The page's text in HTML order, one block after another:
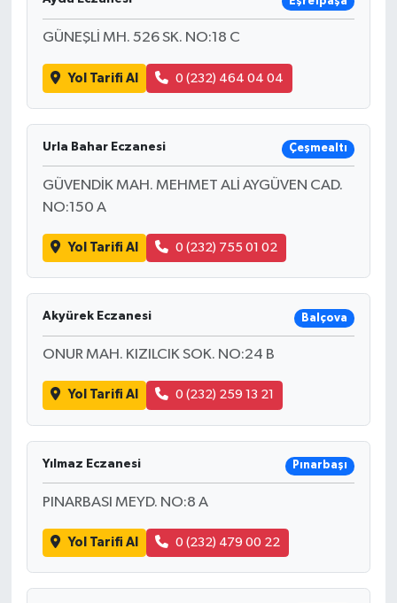
GÜNEŞLİ MH. 526 SK. NO:18 C
Yol Tarifi Al 0 (232) 464 04 04
Urla Bahar Eczanesi Çeşmealtı
GÜVENDİK MAH. MEHMET ALİ AYGÜVEN CAD.
NO:150 A
Yol Tarifi Al 0 (232) 755 01 02
Akyürek Eczanesi Balçova
ONUR MAH. KIZILCIK SOK. NO:24 B
Yol Tarifi Al 0 (232) 259 13 21
Yılmaz Eczanesi Pınarbaşı
PINARBASI MEYD. NO:8 A
Yol Tarifi Al 0 (232) 479 00 22